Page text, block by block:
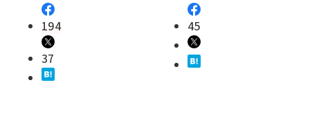
194
37
45